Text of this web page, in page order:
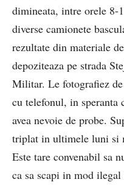
dimineata, intre orele 8-
diverse camionete
rezultate din materiale
depoziteaza pe strada
Militar. Le fotografiez
cu telefonul, in speranta
avea nevoie de probe.
triplat in ultimele luni si
Este tare convenabil sa
ca sa scapi in mod